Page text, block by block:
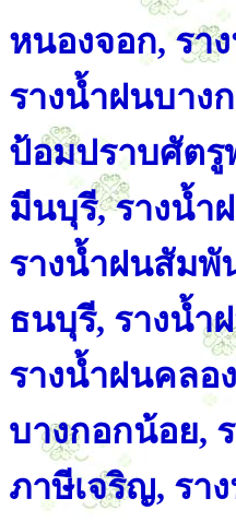
หนองจอก, รา
รางน้ำฝนบาง
ป้อมปราบศัตรู
มีนบุรี, รางน้ำ
รางน้ำฝนสัมพั
ธนบุรี, รางน้ำ
รางน้ำฝนคลอ
บางกอกน้อย,
ภาษีเจริญ, รา